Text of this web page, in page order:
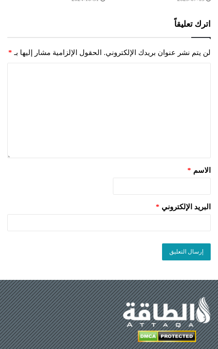
اترك تعليقاً
لن يتم نشر عنوان بريدك الإلكتروني. الحقول الإلزامية مشار إليها بـ *
الاسم *
البريد الإلكتروني *